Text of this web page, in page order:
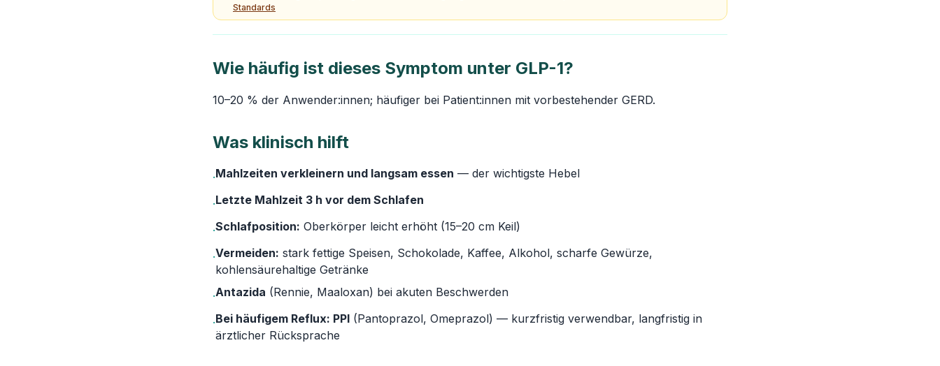
Standards
Wie häufig ist dieses Symptom unter GLP-1?
10–20 % der Anwender:innen; häufiger bei Patient:innen mit vorbestehender GERD.
Was klinisch hilft
·Mahlzeiten verkleinern und langsam essen — der wichtigste Hebel
·Letzte Mahlzeit 3 h vor dem Schlafen
·Schlafposition: Oberkörper leicht erhöht (15–20 cm Keil)
·Vermeiden: stark fettige Speisen, Schokolade, Kaffee, Alkohol, scharfe Gewürze,
kohlensäurehaltige Getränke
·Antazida (Rennie, Maaloxan) bei akuten Beschwerden
·Bei häufigem Reflux: PPI (Pantoprazol, Omeprazol) — kurzfristig verwendbar, langfristig in
ärztlicher Rücksprache